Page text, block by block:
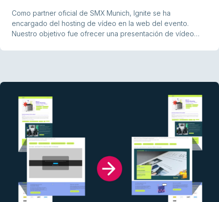
Como partner oficial de SMX Munich, Ignite se ha
encargado del hosting de vídeo en la web del evento.
Nuestro objetivo fue ofrecer una presentación de vídeo